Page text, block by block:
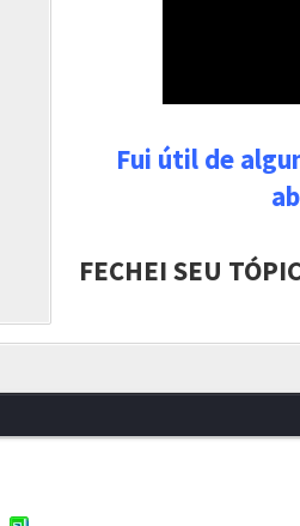
Fui útil de
FECHEI SEU